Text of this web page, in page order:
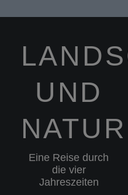
UND
Eine Reise durch
die vier
Jahreszeiten